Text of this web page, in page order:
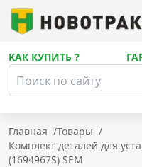
КАК КУПИТЬ ?
Главная /Товары /
Комплект деталей для
(1694967S) SEM